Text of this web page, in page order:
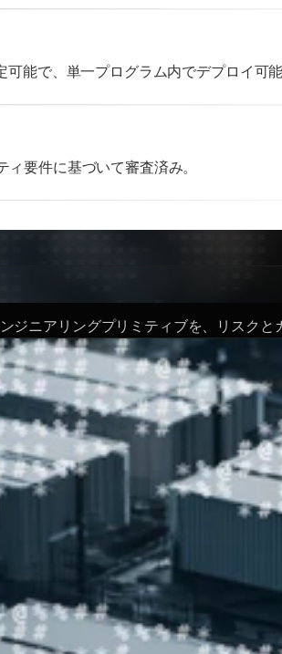
能で、単一プログラム内でデプロイ可能
要件に基づいて審査済み。
ニアリングプリミティブを、リスクと